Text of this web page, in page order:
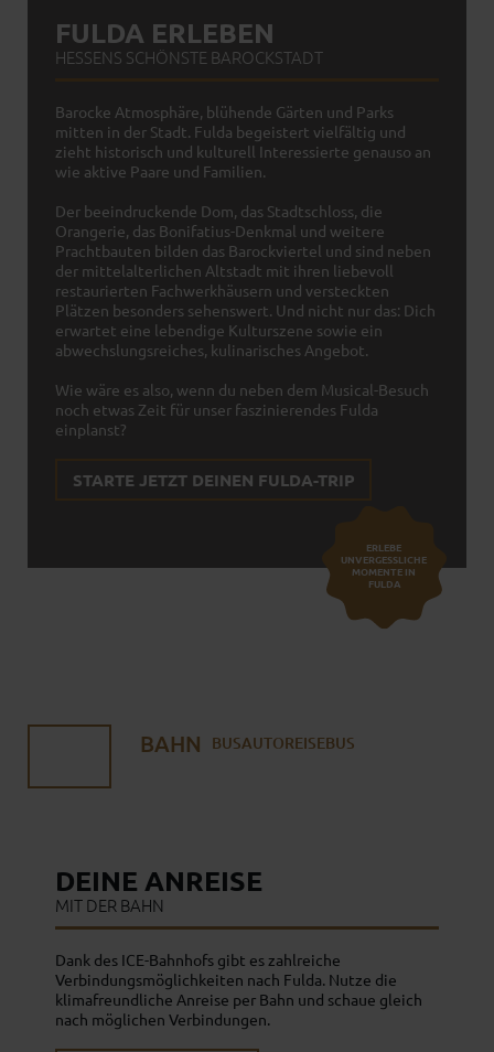
ERLEBE
UNVERGESSLICHE
MOMENTE IN
FULDA
FULDA ERLEBEN
HESSENS SCHÖNSTE BAROCKSTADT
Barocke Atmosphäre, blühende Gärten und Parks
mitten in der Stadt. Fulda begeistert vielfältig und
zieht historisch und kulturell Interessierte genauso an
wie aktive Paare und Familien.
Der beeindruckende Dom, das Stadtschloss, die
Orangerie, das Bonifatius-Denkmal und weitere
Prachtbauten bilden das Barockviertel und sind neben
der mittelalterlichen Altstadt mit ihren liebevoll
restaurierten Fachwerkhäusern und versteckten
Plätzen besonders sehenswert. Und nicht nur das: Dich
erwartet eine lebendige Kulturszene sowie ein
abwechslungsreiches, kulinarisches Angebot.
Wie wäre es also, wenn du neben dem Musical-Besuch
noch etwas Zeit für unser faszinierendes Fulda
einplanst?
STARTE JETZT DEINEN FULDA-TRIP
BAHN BUSAUTOREISEBUS
DEINE ANREISE
MIT DER BAHN
Dank des ICE-Bahnhofs gibt es zahlreiche
Verbindungsmöglichkeiten nach Fulda. Nutze die
klimafreundliche Anreise per Bahn und schaue gleich
nach möglichen Verbindungen.